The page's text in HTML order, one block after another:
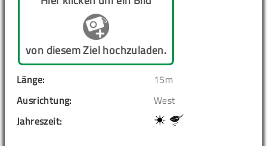
von diesem Ziel hochzuladen.
Länge:
15m
Ausrichtung:
West
Jahreszeit: